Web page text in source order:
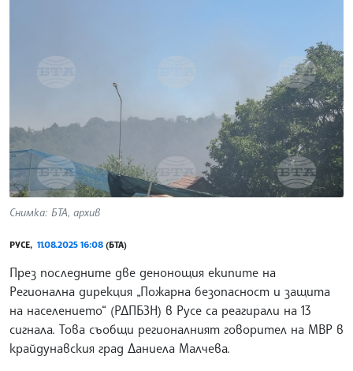
Снимка: БТА, архив
РУСЕ, 11.08.2025 16:08 (БТА)
През последните две денонощия екипите на
Регионална дирекция „Пожарна безопасност и защита
на населението“ (РДПБЗН) в Русе са реагирали на 13
сигнала. Това съобщи регионалният говорител на МВР в
крайдунавския град Даниела Малчева.